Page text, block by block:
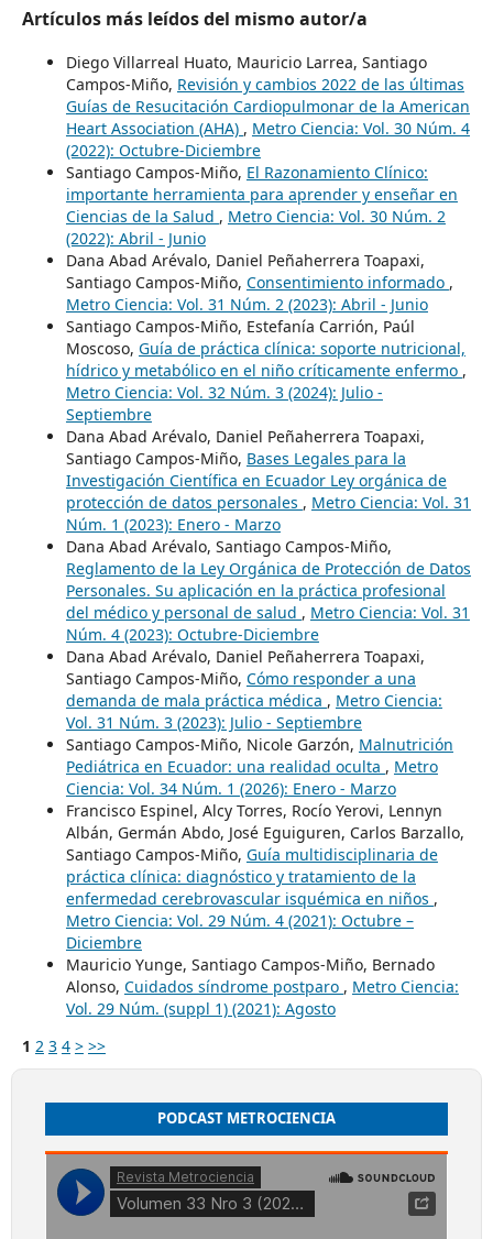
Artículos más leídos del mismo autor/a
Diego Villarreal Huato, Mauricio Larrea, Santiago
Campos-Miño, Revisión y cambios 2022 de las últimas
Guías de Resucitación Cardiopulmonar de la American
Heart Association (AHA) , Metro Ciencia: Vol. 30 Núm. 4
(2022): Octubre-Diciembre
Santiago Campos-Miño, El Razonamiento Clínico:
importante herramienta para aprender y enseñar en
Ciencias de la Salud , Metro Ciencia: Vol. 30 Núm. 2
(2022): Abril - Junio
Dana Abad Arévalo, Daniel Peñaherrera Toapaxi,
Santiago Campos-Miño, Consentimiento informado ,
Metro Ciencia: Vol. 31 Núm. 2 (2023): Abril - Junio
Santiago Campos-Miño, Estefanía Carrión, Paúl
Moscoso, Guía de práctica clínica: soporte nutricional,
hídrico y metabólico en el niño críticamente enfermo ,
Metro Ciencia: Vol. 32 Núm. 3 (2024): Julio -
Septiembre
Dana Abad Arévalo, Daniel Peñaherrera Toapaxi,
Santiago Campos-Miño, Bases Legales para la
Investigación Científica en Ecuador Ley orgánica de
protección de datos personales , Metro Ciencia: Vol. 31
Núm. 1 (2023): Enero - Marzo
Dana Abad Arévalo, Santiago Campos-Miño,
Reglamento de la Ley Orgánica de Protección de Datos
Personales. Su aplicación en la práctica profesional
del médico y personal de salud , Metro Ciencia: Vol. 31
Núm. 4 (2023): Octubre-Diciembre
Dana Abad Arévalo, Daniel Peñaherrera Toapaxi,
Santiago Campos-Miño, Cómo responder a una
demanda de mala práctica médica , Metro Ciencia:
Vol. 31 Núm. 3 (2023): Julio - Septiembre
Santiago Campos-Miño, Nicole Garzón, Malnutrición
Pediátrica en Ecuador: una realidad oculta , Metro
Ciencia: Vol. 34 Núm. 1 (2026): Enero - Marzo
Francisco Espinel, Alcy Torres, Rocío Yerovi, Lennyn
Albán, Germán Abdo, José Eguiguren, Carlos Barzallo,
Santiago Campos-Miño, Guía multidisciplinaria de
práctica clínica: diagnóstico y tratamiento de la
enfermedad cerebrovascular isquémica en niños ,
Metro Ciencia: Vol. 29 Núm. 4 (2021): Octubre –
Diciembre
Mauricio Yunge, Santiago Campos-Miño, Bernado
Alonso, Cuidados síndrome postparo , Metro Ciencia:
Vol. 29 Núm. (suppl 1) (2021): Agosto
1 2 3 4 > >>
PODCAST METROCIENCIA